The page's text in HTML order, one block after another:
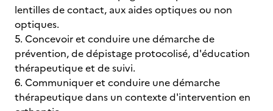
lentilles de contact, aux aides optiques ou non
optiques.
5. Concevoir et conduire une démarche de
prévention, de dépistage protocolisé, d'éducation
thérapeutique et de suivi.
6. Communiquer et conduire une démarche
thérapeutique dans un contexte d'intervention en